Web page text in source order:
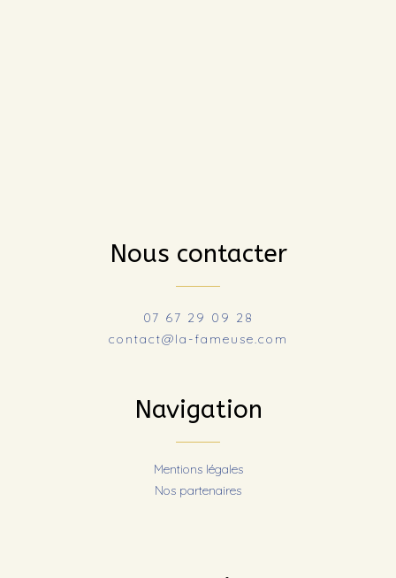
Nous contacter
07 67 29 09 28
contact@la-fameuse.com
Navigation
Mentions légales
Nos partenaires